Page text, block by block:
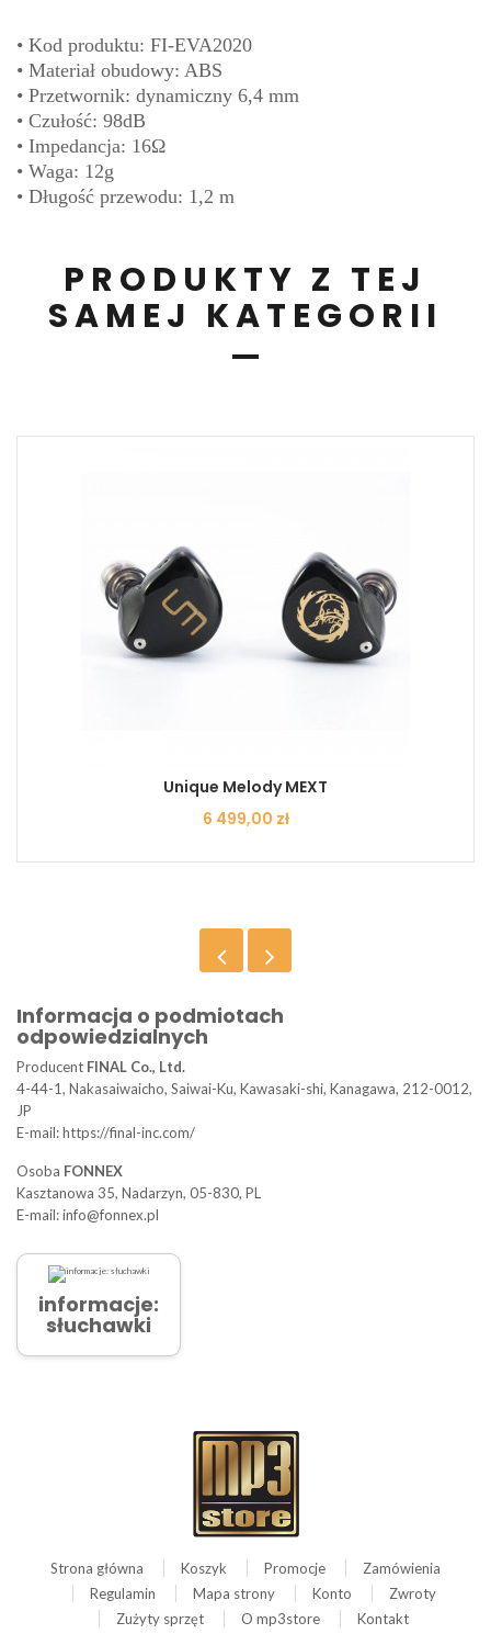
• Kod produktu: FI-EVA2020
• Materiał obudowy: ABS
• Przetwornik: dynamiczny 6,4 mm
• Czułość: 98dB
• Impedancja: 16Ω
• Waga: 12g
• Długość przewodu: 1,2 m
PRODUKTY Z TEJ
SAMEJ KATEGORII
Unique Melody MEXT
Cena
6 499,00 zł
Informacja o podmiotach
odpowiedzialnych
Producent FINAL Co., Ltd.
4-44-1, Nakasaiwaicho, Saiwai-Ku, Kawasaki-shi, Kanagawa, 212-0012,
JP
E-mail: https://final-inc.com/
Osoba FONNEX
Kasztanowa 35, Nadarzyn, 05-830, PL
E-mail: info@fonnex.pl
informacje:
słuchawki
Strona główna Koszyk Promocje
Zamówienia
Regulamin
Mapa strony Konto
Zwroty
Zużyty sprzęt
O mp3store Kontakt